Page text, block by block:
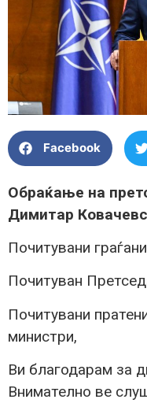
Facebook
Обраќање на
Димитар
Почитувани
Почитуван
Почитувани
министри,
Ви благодарам за
Внимателно ве